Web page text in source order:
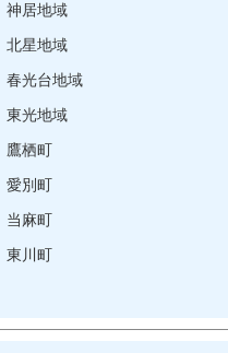
神居地域
北星地域
春光台地域
東光地域
鷹栖町
愛別町
当麻町
東川町